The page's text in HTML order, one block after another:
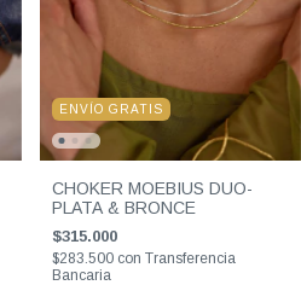
ENVÍO GRATIS
CHOKER MOEBIUS DUO-
PLATA & BRONCE
$315.000
$283.500 con Transferencia
Bancaria